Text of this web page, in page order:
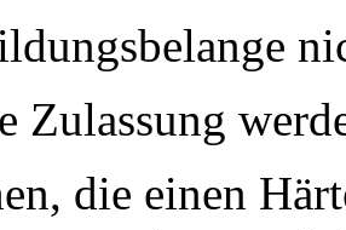
Zulassung
die einen